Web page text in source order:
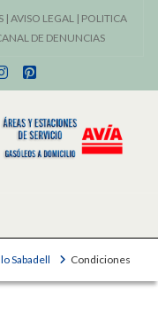
| AVISO LEGAL | POLITICA
DE DENUNCIAS
Instagram
Pinterest
Sabadell Condiciones